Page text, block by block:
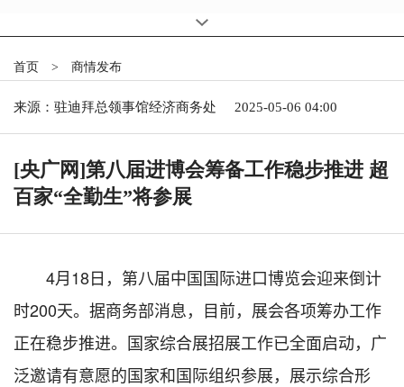
双边合作
Commercial News
首页 > 商情发布
来源：驻迪拜总领事馆经济商务处 2025-05-06 04:00
[央广网]第八届进博会筹备工作稳步推进 超
百家“全勤生”将参展
4月18日，第八届中国国际进口博览会迎来倒计
时200天。据商务部消息，目前，展会各项筹办工作
正在稳步推进。国家综合展招展工作已全面启动，广
泛邀请有意愿的国家和国际组织参展，展示综合形